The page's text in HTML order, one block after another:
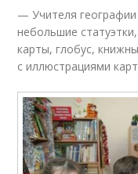
— Учителя
небольшие
карты, глобус,
с иллюстрациями